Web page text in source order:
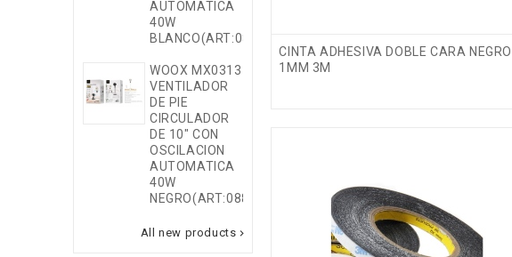
AUTOMATICA
40W
BLANCO(ART:0883131)
WOOX MX0313
VENTILADOR
DE PIE
CIRCULADOR
DE 10" CON
OSCILACION
AUTOMATICA
40W
NEGRO(ART:0883132)
DATOS
TRENZADO
All new products 
CINTA ADHESIVA DOBLE CARA NEGRO
1MM 3M